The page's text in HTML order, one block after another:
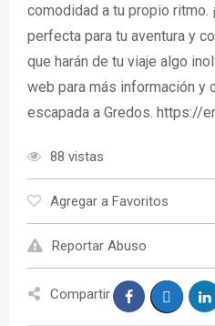
comodidad a tu propio ritmo.
perfecta para tu aventura y
que harán de tu viaje algo
web para más información y
escapada a Gredos. https://
88 vistas
Agregar a Favoritos
Reportar Abuso
Compartir